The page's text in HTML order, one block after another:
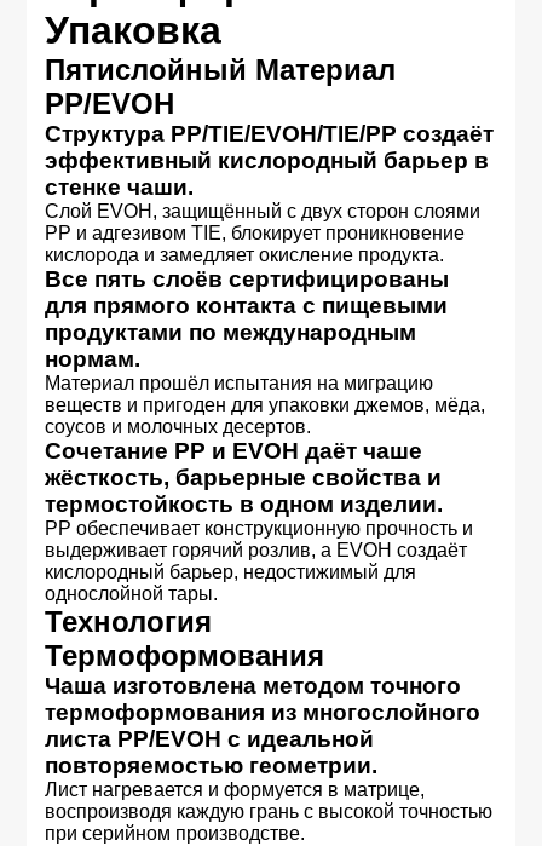
Упаковка
Пятислойный Материал
PP/EVOH
Структура PP/TIE/EVOH/TIE/PP создаёт
эффективный кислородный барьер в
стенке чаши.
Слой EVOH, защищённый с двух сторон слоями
PP и адгезивом TIE, блокирует проникновение
кислорода и замедляет окисление продукта.
Все пять слоёв сертифицированы
для прямого контакта с пищевыми
продуктами по международным
нормам.
Материал прошёл испытания на миграцию
веществ и пригоден для упаковки джемов, мёда,
соусов и молочных десертов.
Сочетание PP и EVOH даёт чаше
жёсткость, барьерные свойства и
термостойкость в одном изделии.
PP обеспечивает конструкционную прочность и
выдерживает горячий розлив, а EVOH создаёт
кислородный барьер, недостижимый для
однослойной тары.
Технология
Термоформования
Чаша изготовлена методом точного
термоформования из многослойного
листа PP/EVOH с идеальной
повторяемостью геометрии.
Лист нагревается и формуется в матрице,
воспроизводя каждую грань с высокой точностью
при серийном производстве.